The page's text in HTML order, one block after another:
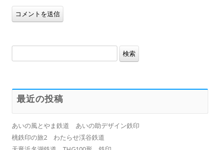
索:
最近の投稿
あいの風とやま鉄道 あいの助デザイン鉄印
桃鉄印の旅2 わたらせ渓谷鉄道